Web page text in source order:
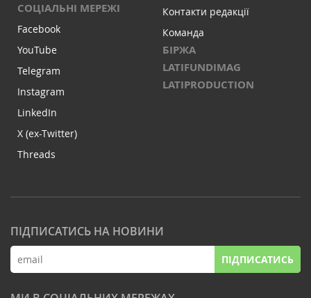
СОЦІАЛЬНІ МЕРЕЖІ
Facebook
YouTube
Telegram
Instagram
LinkedIn
X (ex-Twitter)
Threads
Контакти редакції
Команда
БІРЖА
LATIFUNDIMAG
LATIPRODUCTION
ПІДПИСАТИСЬ НА НОВИНИ
ПІДПИСАТИСЬ